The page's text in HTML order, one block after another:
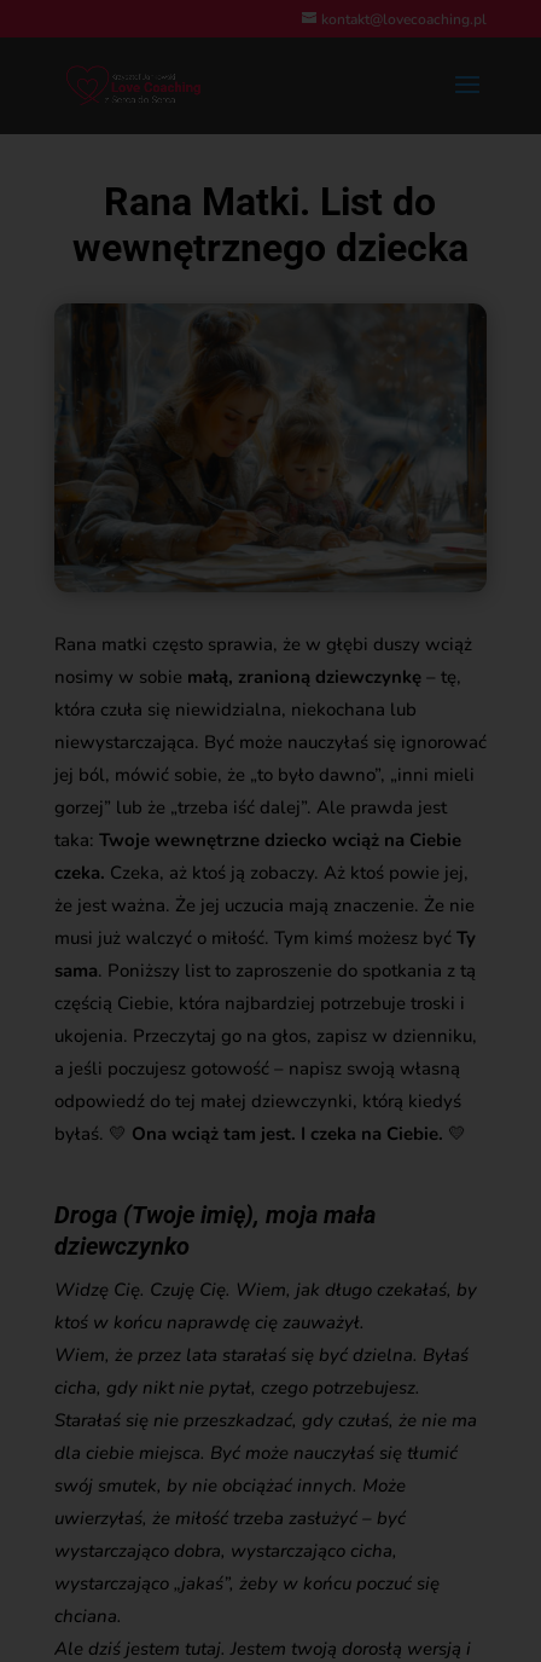
kontakt@lovecoaching.pl
Rana Matki. List do
wewnętrznego dziecka
Rana matki często sprawia, że w głębi duszy wciąż
nosimy w sobie małą, zranioną dziewczynkę– tę,
która czuła się niewidzialna, niekochana lub
niewystarczająca. Być może nauczyłaś się ignorować
jej ból, mówić sobie, że „to było dawno”, „inni mieli
gorzej” lub że „trzeba iść dalej”. Ale prawda jest
taka: Twoje wewnętrzne dziecko wciąż na Ciebie
czeka. Czeka, aż ktoś ją zobaczy. Aż ktoś powie jej,
że jest ważna. Że jej uczucia mają znaczenie. Że nie
musi już walczyć o miłość. Tym kimś możesz być Ty
sama. Poniższy list to zaproszenie do spotkania z tą
częścią Ciebie, która najbardziej potrzebuje troski i
ukojenia. Przeczytaj go na głos, zapisz w dzienniku,
a jeśli poczujesz gotowość – napisz swoją własną
odpowiedź do tej małej dziewczynki, którą kiedyś
byłaś. 💛 Ona wciąż tam jest. I czeka na Ciebie. 💛
Droga (Twoje imię), moja mała
dziewczynko
Widzę Cię. Czuję Cię. Wiem, jak długo czekałaś, by
ktoś w końcu naprawdę cię zauważył.
Wiem, że przez lata starałaś się być dzielna. Byłaś
cicha, gdy nikt nie pytał, czego potrzebujesz.
Starałaś się nie przeszkadzać, gdy czułaś, że nie ma
dla ciebie miejsca. Być może nauczyłaś się tłumić
swój smutek, by nie obciążać innych. Może
uwierzyłaś, że miłość trzeba zasłużyć – być
wystarczająco dobra, wystarczająco cicha,
wystarczająco „jakaś”, żeby w końcu poczuć się
chciana.
Ale dziś jestem tutaj. Jestem twoją dorosłą wersją i